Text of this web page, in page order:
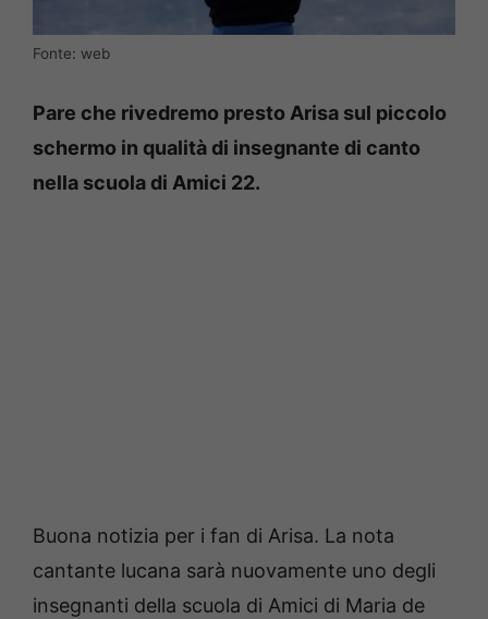
Fonte: web
Pare che rivedremo presto Arisa sul piccolo
schermo in qualità di insegnante di canto
nella scuola di Amici 22.
Buona notizia per i fan di Arisa. La nota
cantante lucana sarà nuovamente uno degli
insegnanti della scuola di Amici di Maria de